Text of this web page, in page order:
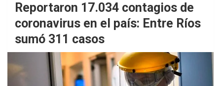
Reportaron 17.034 contagios de
coronavirus en el país: Entre Ríos
sumó 311 casos